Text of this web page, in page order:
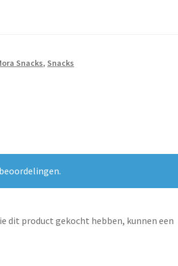
Snacks, Snacks
dit product gekocht hebben, kunnen een